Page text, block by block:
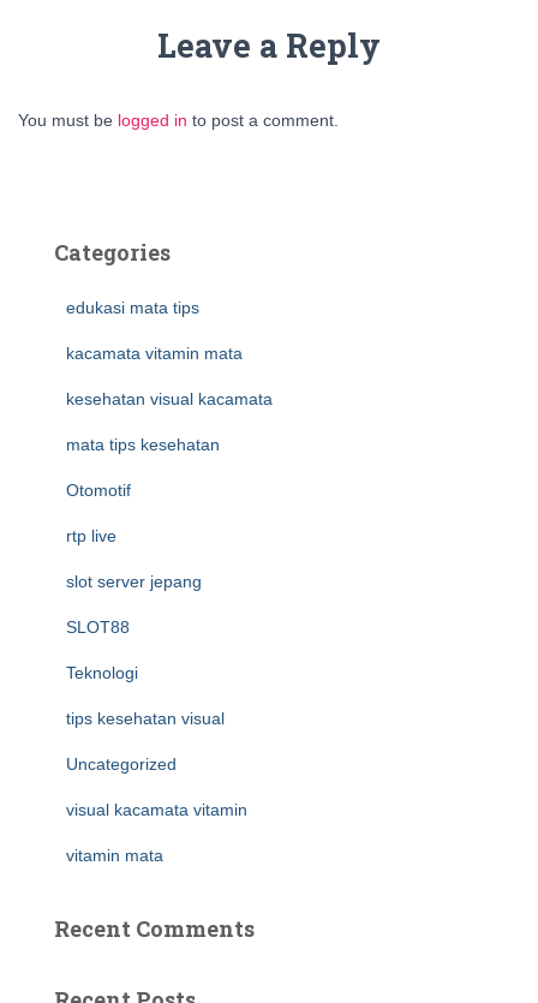
Leave a Reply
You must be logged in to post a comment.
Categories
edukasi mata tips
kacamata vitamin mata
kesehatan visual kacamata
mata tips kesehatan
Otomotif
rtp live
slot server jepang
SLOT88
Teknologi
tips kesehatan visual
Uncategorized
visual kacamata vitamin
vitamin mata
Recent Comments